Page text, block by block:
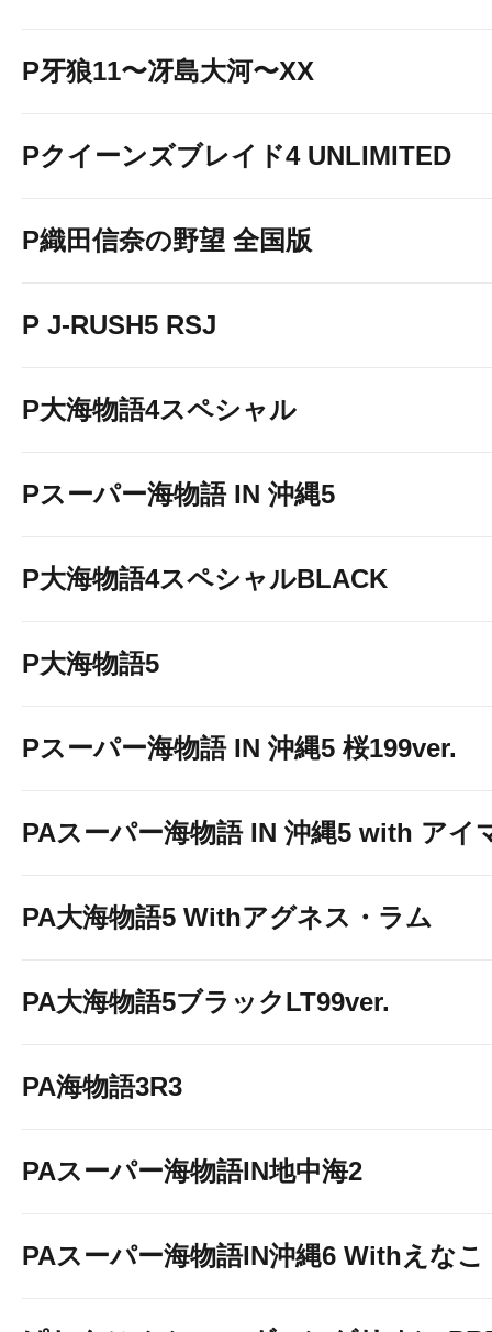
P牙狼11〜冴島大河〜XX
Pクイーンズブレイド4 UNLIMITED
P織田信奈の野望 全国版
P J-RUSH5 RSJ
P大海物語4スペシャル
Pスーパー海物語 IN 沖縄5
P大海物語4スペシャルBLACK
P大海物語5
Pスーパー海物語 IN 沖縄5 桜199ver.
PAスーパー海物語 IN 沖縄5 with アイ
PA大海物語5 Withアグネス・ラム
PA大海物語5ブラックLT99ver.
PA海物語3R3
PAスーパー海物語IN地中海2
PAスーパー海物語IN沖縄6 Withえなこ